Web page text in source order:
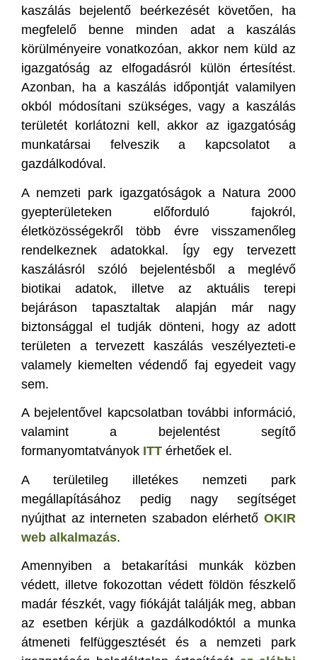
kaszálás bejelentő beérkezését követően, ha
megfelelő benne minden adat a kaszálás
körülményeire vonatkozóan, akkor nem küld az
igazgatóság az elfogadásról külön értesítést.
Azonban, ha a kaszálás időpontját valamilyen
okból módosítani szükséges, vagy a kaszálás
területét korlátozni kell, akkor az igazgatóság
munkatársai felveszik a kapcsolatot a
gazdálkodóval.
A nemzeti park igazgatóságok a Natura 2000
gyepterületeken előforduló fajokról,
életközösségekről több évre visszamenőleg
rendelkeznek adatokkal. Így egy tervezett
kaszálásról szóló bejelentésből a meglévő
biotikai adatok, illetve az aktuális terepi
bejáráson tapasztaltak alapján már nagy
biztonsággal el tudják dönteni, hogy az adott
területen a tervezett kaszálás veszélyezteti-e
valamely kiemelten védendő faj egyedeit vagy
sem.
A bejelentővel kapcsolatban további információ,
valamint a bejelentést segítő
formanyomtatványok ITT érhetőek el.
A területileg illetékes nemzeti park
megállapításához pedig nagy segítséget
nyújthat az interneten szabadon elérhető OKIR
web alkalmazás.
Amennyiben a betakarítási munkák közben
védett, illetve fokozottan védett földön fészkelő
madár fészkét, vagy fiókáját találják meg, abban
az esetben kérjük a gazdálkodóktól a munka
átmeneti felfüggesztését és a nemzeti park